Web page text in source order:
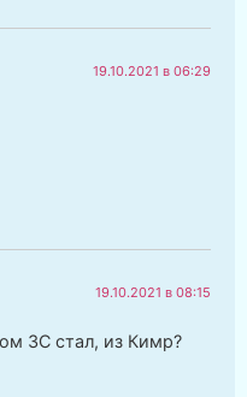
19.10.2021 в 06:29
19.10.2021 в 08:15
ЗС стал, из Кимр?